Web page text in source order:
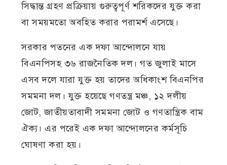
সিদ্ধান্ত গ্রহণ প্রক্রিয়ায় গুরুত্বপূর্ণ শরিকদের যুক্ত করা
বা সময়মতো অবহিত করার পরামর্শ এসেছে।
সরকার পতনের এক দফা আন্দোলনে যায়
বিএনপিসহ ৩৬ রাজনৈতিক দল। গত জুলাই মাসে
এসব দলে যারা যুক্ত হয় তাদের অধিকাংশ বিএনপির
সমমনা দল। যুক্ত হয়েছে গণতন্ত্র মঞ্চ, ১২ দলীয়
জোট, জাতীয়তাবাদী সমমনা জোট ও গণতান্ত্রিক বাম
ঐক্য। এর পরেই এক দফা আন্দোলনের কর্মসূচি
ঘোষণা করা হয়।